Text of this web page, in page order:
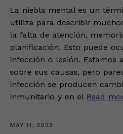
La niebla mental es un
utiliza para describir
la falta de atención,
planificación. Esto puede
infección o lesión. Estamos
sobre sus causas, pero
infección se producen
inmunitario y en el Read
MAY 11, 2023